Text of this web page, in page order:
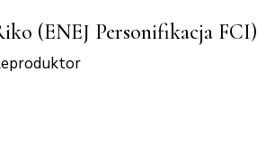
(ENEJ Personifikacja FCI)